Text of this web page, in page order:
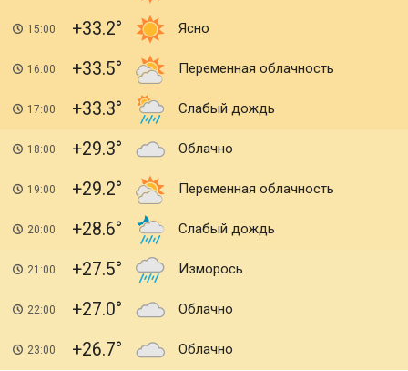
15:00 +33.2 Ясно
16:00 +33.5 Переменная облачность
17:00 +33.3 Слабый дождь
18:00 +29.3 Облачно
19:00 +29.2 Переменная облачность
20:00 +28.6 Слабый дождь
21:00 +27.5 Изморось
22:00 +27.0 Облачно
23:00 +26.7 Облачно